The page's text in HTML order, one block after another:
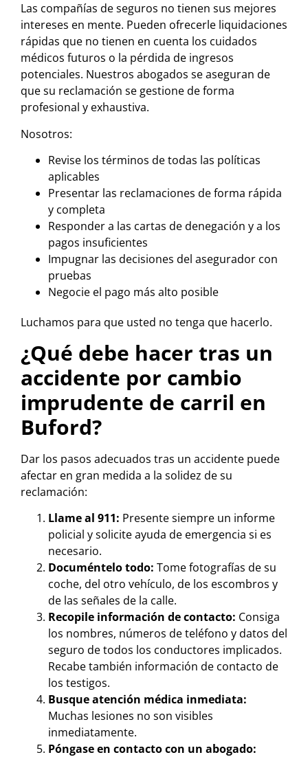
Las compañías de seguros no tienen sus mejores
intereses en mente. Pueden ofrecerle liquidaciones
rápidas que no tienen en cuenta los cuidados
médicos futuros o la pérdida de ingresos
potenciales. Nuestros abogados se aseguran de
que su reclamación se gestione de forma
profesional y exhaustiva.
Nosotros:
Revise los términos de todas las políticas
aplicables
Presentar las reclamaciones de forma rápida
y completa
Responder a las cartas de denegación y a los
pagos insuficientes
Impugnar las decisiones del asegurador con
pruebas
Negocie el pago más alto posible
Luchamos para que usted no tenga que hacerlo.
¿Qué debe hacer tras un
accidente por cambio
imprudente de carril en
Buford?
Dar los pasos adecuados tras un accidente puede
afectar en gran medida a la solidez de su
reclamación:
Llame al 911: Presente siempre un informe
policial y solicite ayuda de emergencia si es
necesario.
Documéntelo todo: Tome fotografías de su
coche, del otro vehículo, de los escombros y
de las señales de la calle.
Recopile información de contacto: Consiga
los nombres, números de teléfono y datos del
seguro de todos los conductores implicados.
Recabe también información de contacto de
los testigos.
Busque atención médica inmediata:
Muchas lesiones no son visibles
inmediatamente.
Póngase en contacto con un abogado: